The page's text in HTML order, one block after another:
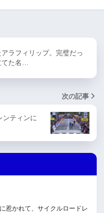
ラフィリップ。完璧だっ
た名…
次の記事
ンティンに
惹かれて、サイクルロードレ